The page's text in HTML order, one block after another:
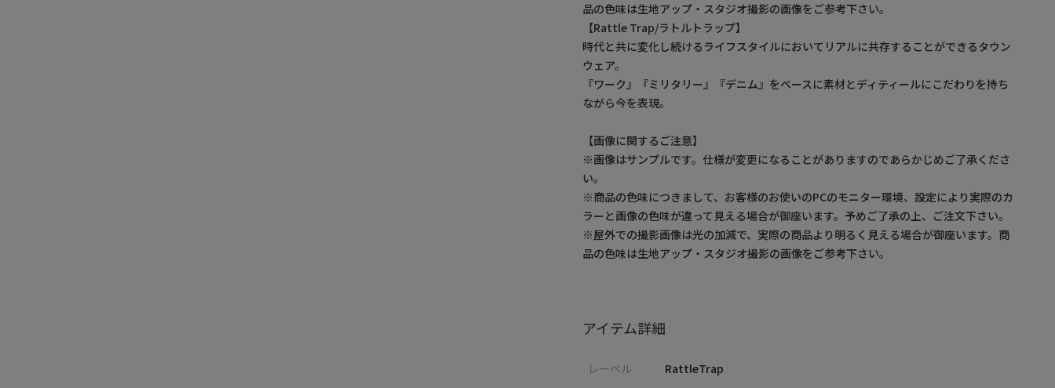
品の色味は生地アップ・スタジオ撮影の画像をご参考下さい。
【Rattle Trap/ラトルトラップ】
時代と共に変化し続けるライフスタイルにおいてリアルに共存することができるタウン
ウェア。
『ワーク』『ミリタリー』『デニム』をベースに素材とディティールにこだわりを持ち
ながら今を表現。
【画像に関するご注意】
※画像はサンプルです。仕様が変更になることがありますのであらかじめご了承くださ
い。
※商品の色味につきまして、お客様のお使いのPCのモニター環境、設定により実際のカ
ラーと画像の色味が違って見える場合が御座います。予めご了承の上、ご注文下さい。
※屋外での撮影画像は光の加減で、実際の商品より明るく見える場合が御座います。商
品の色味は生地アップ・スタジオ撮影の画像をご参考下さい。
アイテム詳細
レーベル
RattleTrap